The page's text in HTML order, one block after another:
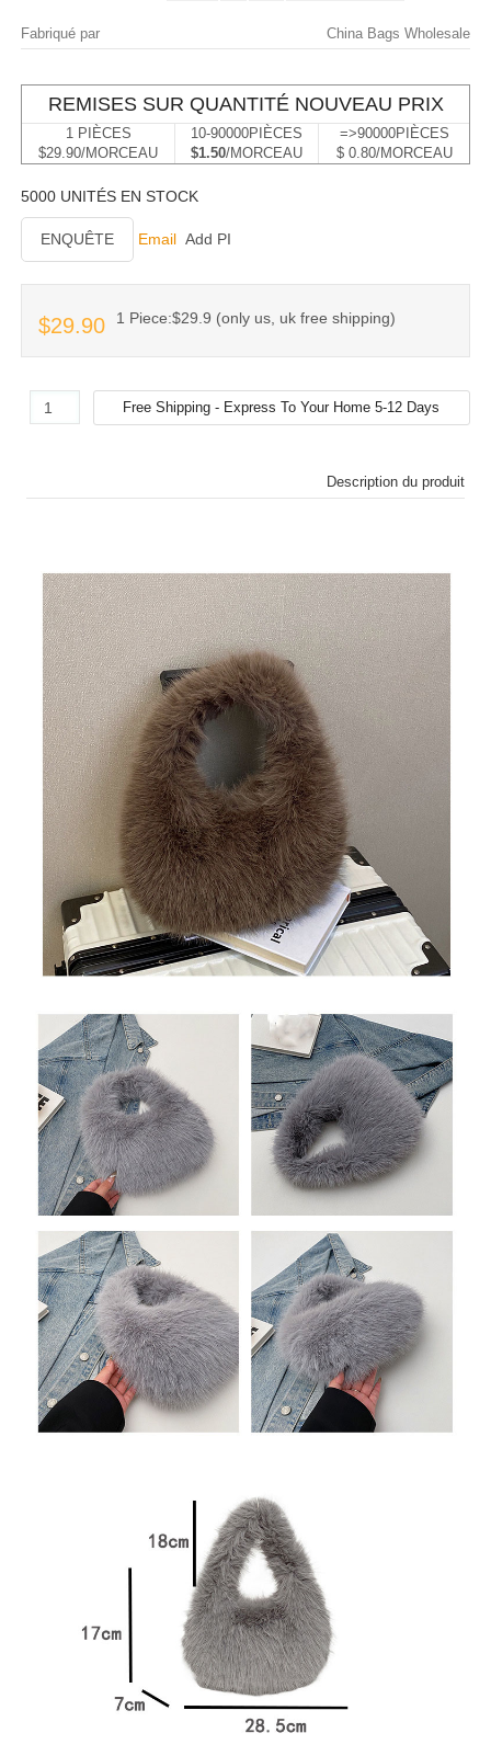
Fabriqué par China Bags Wholesale
REMISES SUR QUANTITÉ NOUVEAU PRIX
1 PIÈCES
$29.90/MORCEAU
10-90000PIÈCES
$1.50/MORCEAU
=>90000PIÈCES
$ 0.80/MORCEAU
5000 UNITÉS EN STOCK
ENQUÊTE Email Add PI
$29.90 1 Piece:$29.9 (only us, uk free shipping)
Description du produit